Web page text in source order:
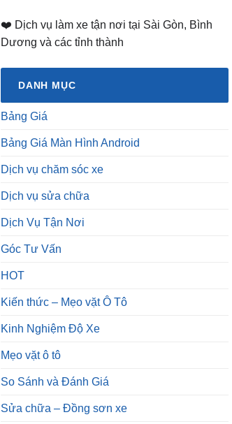
❤️ Dịch vụ làm xe tận nơi tại Sài Gòn, Bình
Dương và các tỉnh thành
DANH MỤC
Bảng Giá
Bảng Giá Màn Hình Android
Dịch vụ chăm sóc xe
Dịch vụ sửa chữa
Dịch Vụ Tận Nơi
Góc Tư Vấn
HOT
Kiến thức – Mẹo vặt Ô Tô
Kinh Nghiệm Độ Xe
Mẹo vặt ô tô
So Sánh và Đánh Giá
Sửa chữa – Đồng sơn xe